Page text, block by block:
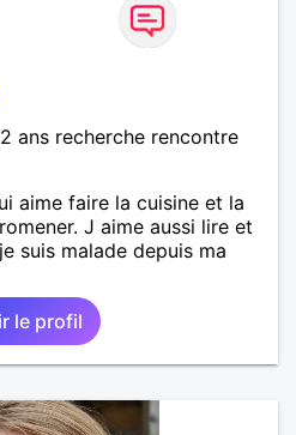
ans recherche rencontre
aime faire la cuisine et la
J aime aussi lire et
suis malade depuis ma
le profil